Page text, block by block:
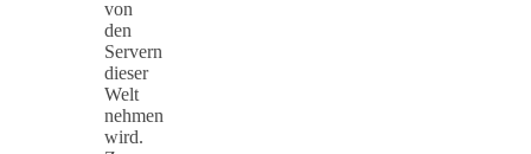
von
den
Servern
dieser
Welt
nehmen
wird.